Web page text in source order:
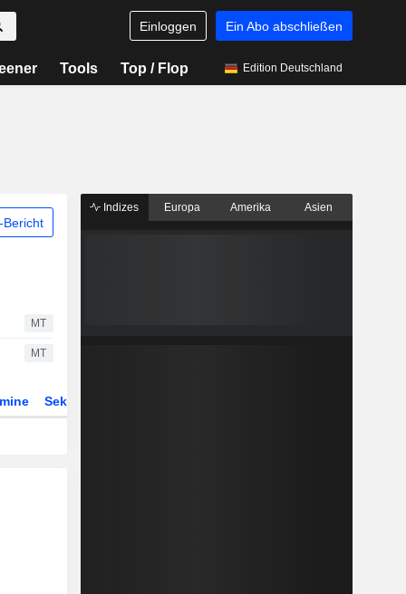
Einloggen Ein Abo abschließen
Tools Top / Flop Edition Deutschland
Bericht
MT
MT
Sektor
Indizes Europa Amerika Asien